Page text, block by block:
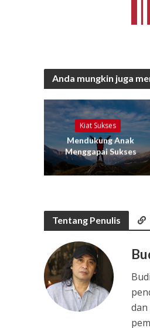
Anda mungkin juga
Kiat Sukses
Mendukung Anak
Menggapai Sukses
Tentang Penulis